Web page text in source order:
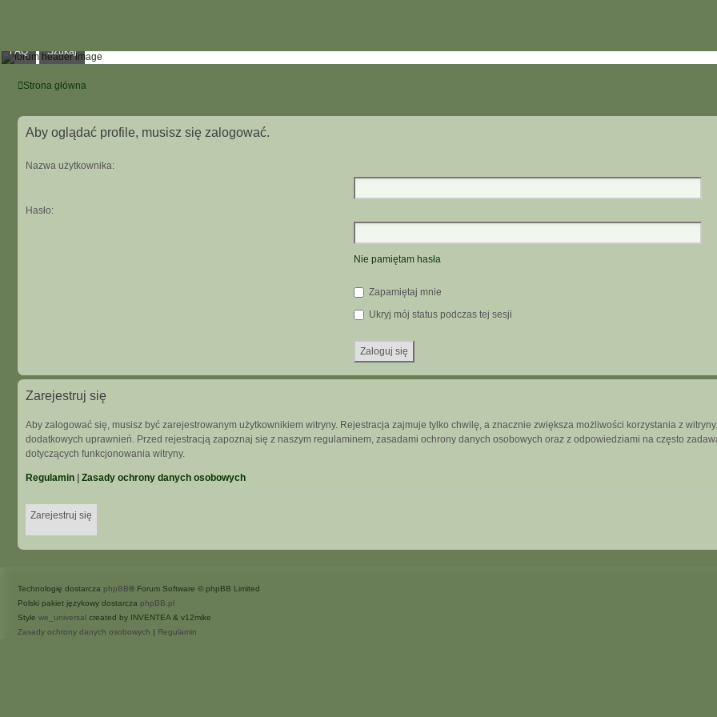
FAQ Szukaj
Strona główna
Aby oglądać profile, musisz się zalogować.
Nazwa użytkownika:
Hasło:
Nie pamiętam hasła
Zapamiętaj mnie
Ukryj mój status podczas tej sesji
Zarejestruj się
Aby zalogować się, musisz być zarejestrowanym użytkownikiem witryny. Rejestracja zajmuje tylko chwilę, a znacznie zwiększa możliwości korzystania z
dodatkowych uprawnień. Przed rejestracją zapoznaj się z naszym regulaminem, zasadami ochrony danych osobowych oraz z odpowiedziami na często
dotyczących funkcjonowania witryny.
Regulamin Zasady ochrony danych osobowych
Zarejestruj się
Technologię dostarcza phpBB® Forum Software © phpBB Limited
Polski pakiet językowy dostarcza phpBB.pl
Style we_universal created by INVENTEA & v12mike
Zasady ochrony danych osobowych | Regulamin